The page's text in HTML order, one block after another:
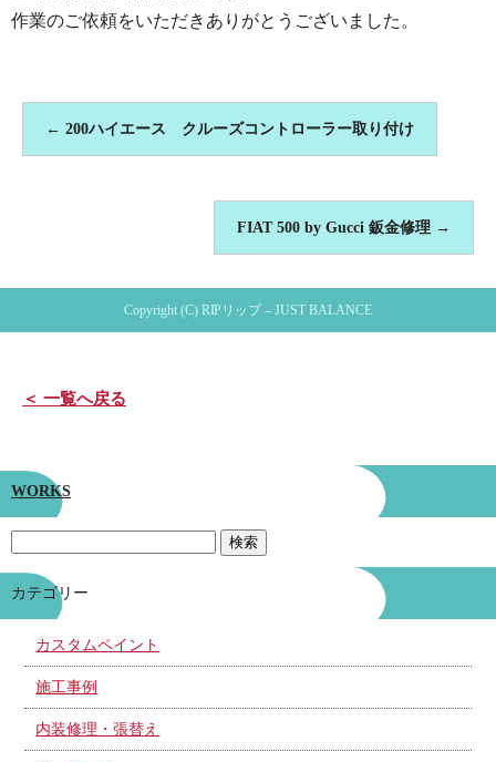
作業のご依頼をいただきありがとうございました。
← 200ハイエース クルーズコントローラー取り付け
FIAT 500 by Gucci 鈑金修理 →
Copyright (C) RIPリップ – JUST BALANCE
＜ 一覧へ戻る
WORKS
カテゴリー
カスタムペイント
施工事例
内装修理・張替え